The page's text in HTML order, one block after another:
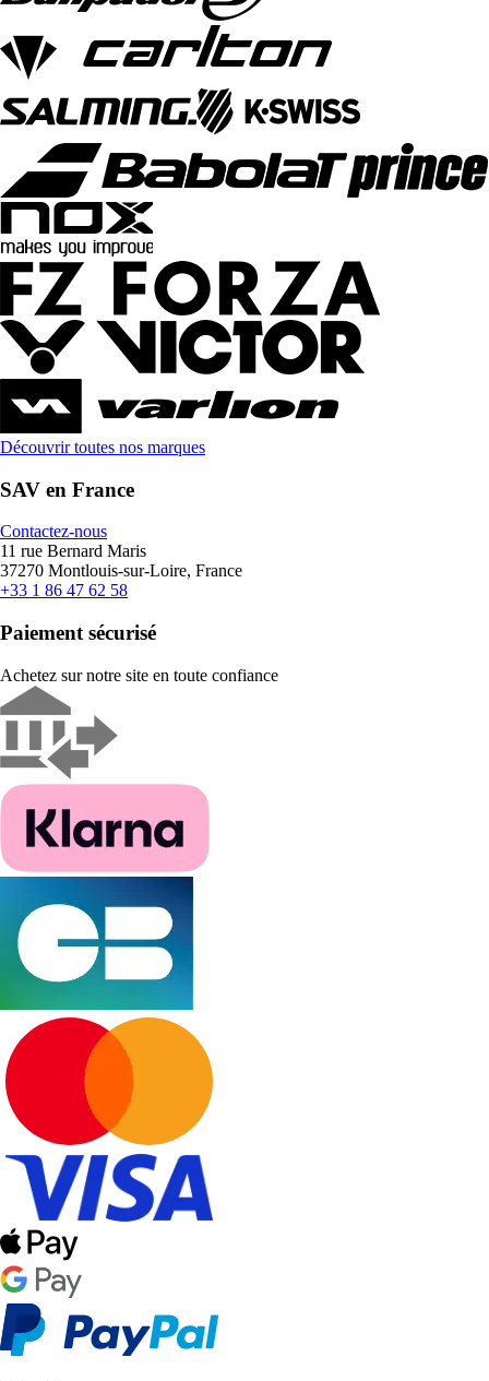
Découvrir toutes nos marques
SAV en France
Contactez-nous
11 rue Bernard Maris
37270 Montlouis-sur-Loire, France
+33 1 86 47 62 58
Paiement sécurisé
Achetez sur notre site en toute confiance